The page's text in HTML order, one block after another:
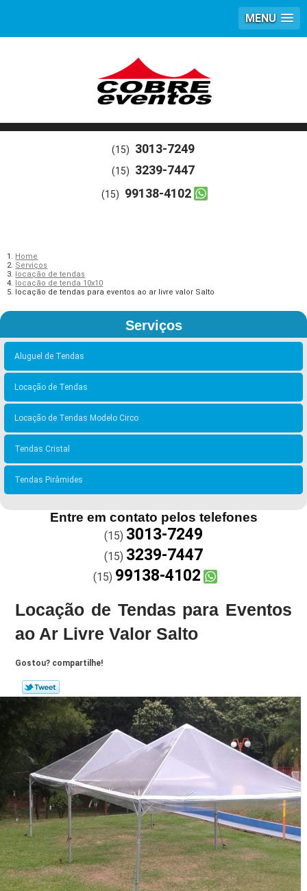
MENU
(15) 3013-7249
(15) 3239-7447
(15) 99138-4102
Home
Serviços
locação de tendas
locação de tenda 10x10
locação de tendas para eventos ao ar livre valor Salto
Serviços
Aluguel de Tendas
Locação de Tendas
Locação de Tendas Modelo Circo
Tendas Cristal
Tendas Pirâmides
Entre em contato pelos telefones
(15) 3013-7249
(15) 3239-7447
(15) 99138-4102
Locação de Tendas para Eventos
ao Ar Livre Valor Salto
Gostou? compartilhe!